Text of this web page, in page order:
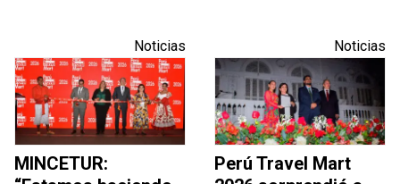
Noticias
MINCETUR:
Noticias
Perú Travel Mart